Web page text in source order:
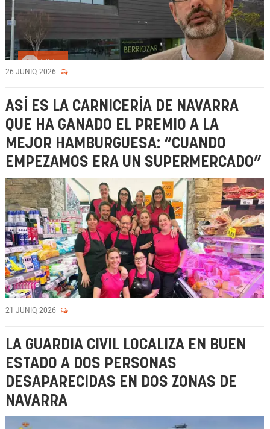
26 JUNIO, 2026
ASÍ ES LA CARNICERÍA DE NAVARRA
QUE HA GANADO EL PREMIO A LA
MEJOR HAMBURGUESA: “CUANDO
EMPEZAMOS ERA UN SUPERMERCADO”
21 JUNIO, 2026
LA GUARDIA CIVIL LOCALIZA EN BUEN
ESTADO A DOS PERSONAS
DESAPARECIDAS EN DOS ZONAS DE
NAVARRA